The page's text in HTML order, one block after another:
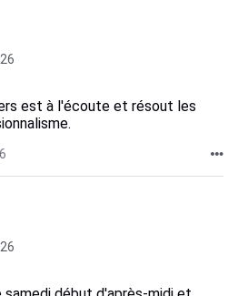
est à l'écoute et résout les